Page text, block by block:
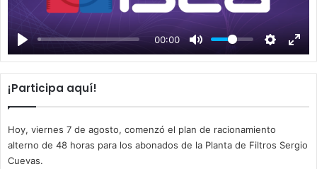
00:00
a
y
¡Participa aquí!
Hoy, viernes 7 de agosto, comenzó el plan de racionamiento
alterno de 48 horas para los abonados de la Planta de Filtros Sergio
Cuevas.